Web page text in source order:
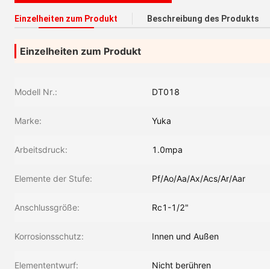
Einzelheiten zum Produkt Beschreibung des Produkts
Einzelheiten zum Produkt
Modell Nr.: DT018
Marke: Yuka
Arbeitsdruck: 1.0mpa
Elemente der Stufe: Pf/Ao/Aa/Ax/Acs/Ar/Aar
Anschlussgröße: Rc1-1/2"
Korrosionsschutz: Innen und Außen
Elemententwurf: Nicht berühren